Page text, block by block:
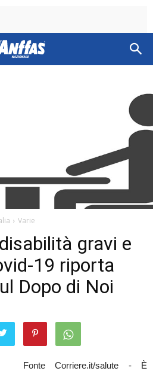
Varie
gravi e
19 riporta
Dopo di Noi
Fonte Corriere.it/salute - È